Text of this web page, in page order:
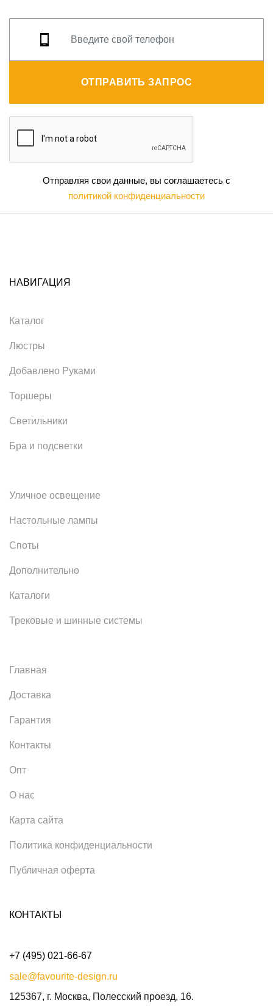
ОТПРАВИТЬ ЗАПРОС
Отправляя свои данные, вы соглашаетесь с
политикой конфиденциальности
НАВИГАЦИЯ
Каталог
Люстры
Добавлено Руками
Торшеры
Светильники
Бра и подсветки
Уличное освещение
Настольные лампы
Споты
Дополнительно
Каталоги
Трековые и шинные системы
Главная
Доставка
Гарантия
Контакты
Опт
О нас
Карта сайта
Политика конфиденциальности
Публичная оферта
КОНТАКТЫ
+7 (495) 021-66-67
sale@favourite-design.ru
125367, г. Москва, Полесский проезд, 16.